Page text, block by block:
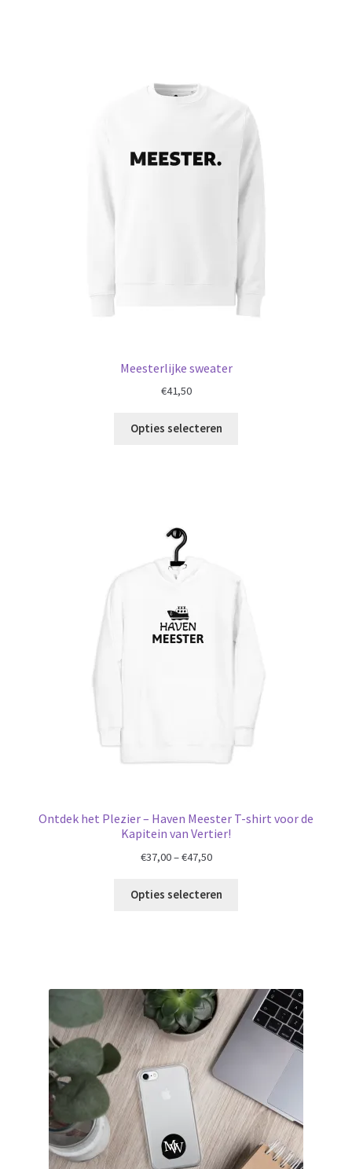
Meesterlijke sweater
€41,50
Opties selecteren
Ontdek het Plezier – Haven Meester T-shirt voor de
Kapitein van Vertier!
€37,00–€47,50
Opties selecteren